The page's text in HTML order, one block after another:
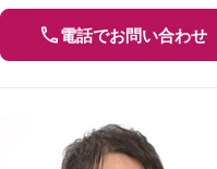
電話でお問い合わせ